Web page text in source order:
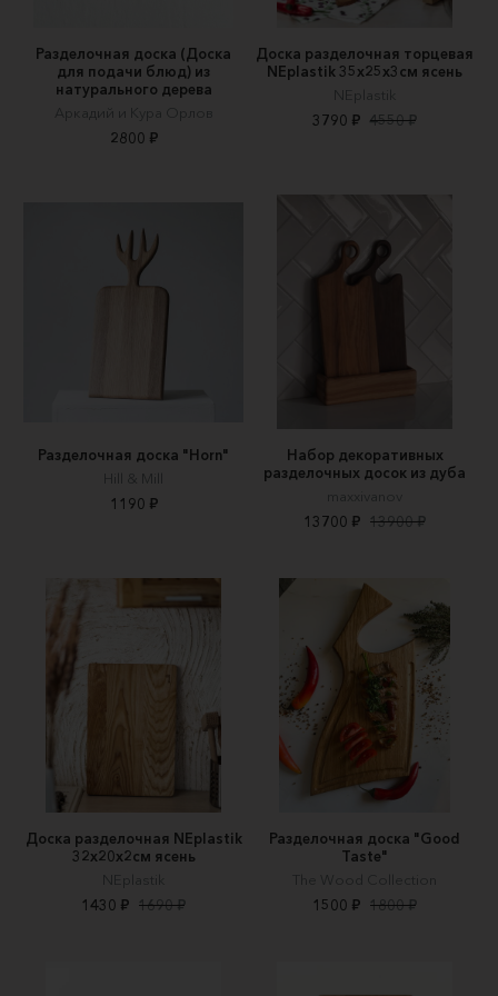
Разделочная доска (Доска
для подачи блюд) из
натурального дерева
Аркадий и Кура Орлов
2800 ₽
Доска разделочная торцевая
NEplastik 35х25х3см ясень
NEplastik
3790 ₽ 4550 ₽
Разделочная доска "Horn"
Hill & Mill
1190 ₽
Набор декоративных
разделочных досок из дуба
maxxivanov
13700 ₽ 13900 ₽
Доска разделочная NEplastik
32х20х2см ясень
NEplastik
1430 ₽ 1690 ₽
Разделочная доска "Good
Taste"
The Wood Collection
1500 ₽ 1800 ₽